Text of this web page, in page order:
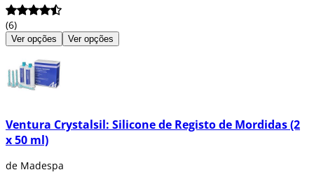
(6)
Ver opções Ver opções
Ventura Crystalsil: Silicone de Registo de Mordidas (2
x 50 ml)
de Madespa